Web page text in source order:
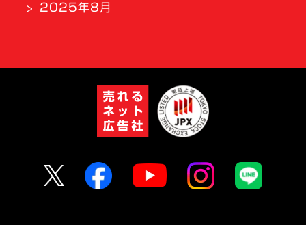
2025年8月